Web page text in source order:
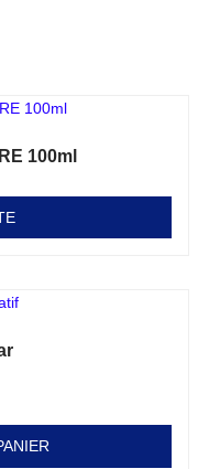
100ml